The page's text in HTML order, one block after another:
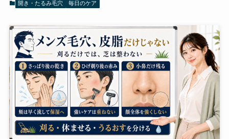
開き・たるみ毛穴 毎日のケア